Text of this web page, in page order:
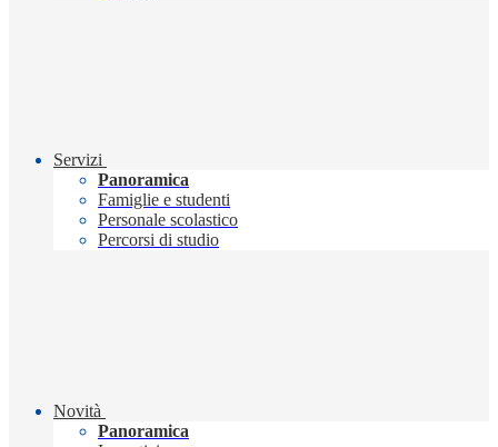
Servizi
Panoramica
Famiglie e studenti
Personale scolastico
Percorsi di studio
Novità
Panoramica